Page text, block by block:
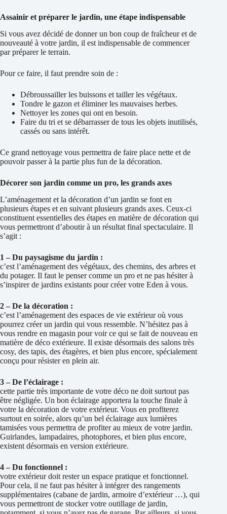
Assainir et préparer le jardin, une étape indispensable
Si vous avez décidé de donner un bon coup de fraîcheur et de
nouveauté à votre jardin, il est indispensable de commencer
par préparer le terrain.
Pour ce faire, il faut prendre soin de :
Débroussailler les buissons et tailler les végétaux.
Tondre le gazon et éliminer les mauvaises herbes.
Nettoyer les zones qui ont en besoin.
Faire du tri et se débarrasser de tous les objets inutilisés,
cassés ou sans intérêt.
Ce grand nettoyage vous permettra de faire place nette et de
pouvoir passer à la partie plus fun de la décoration.
Décorer son jardin comme un pro, les grands axes
L’aménagement et la décoration d’un jardin se font en
plusieurs étapes et en suivant plusieurs grands axes. Ceux-ci
constituent essentielles des étapes en matière de décoration qui
vous permettront d’aboutir à un résultat final spectaculaire. Il
s’agit :
1 – Du paysagisme du jardin :
c’est l’aménagement des végétaux, des chemins, des arbres et
du potager. Il faut le penser comme un pro et ne pas hésiter à
s’inspirer de jardins existants pour créer votre Eden à vous.
2 – De la décoration :
c’est l’aménagement des espaces de vie extérieur où vous
pourrez créer un jardin qui vous ressemble. N’hésitez pas à
vous rendre en magasin pour voir ce qui se fait de nouveau en
matière de déco extérieure. Il existe désormais des salons très
cosy, des tapis, des étagères, et bien plus encore, spécialement
conçu pour résister en plein air.
3 – De l’éclairage :
cette partie très importante de votre déco ne doit surtout pas
être négligée. Un bon éclairage apportera la touche finale à
votre la décoration de votre extérieur. Vous en profiterez
surtout en soirée, alors qu’un bel éclairage aux lumières
tamisées vous permettra de profiter au mieux de votre jardin.
Guirlandes, lampadaires, photophores, et bien plus encore,
existent désormais en version extérieure.
4 – Du fonctionnel :
votre extérieur doit rester un espace pratique et fonctionnel.
Pour cela, il ne faut pas hésiter à intégrer des rangements
supplémentaires (cabane de jardin, armoire d’extérieur …), qui
vous permettront de stocker votre outillage de jardin,